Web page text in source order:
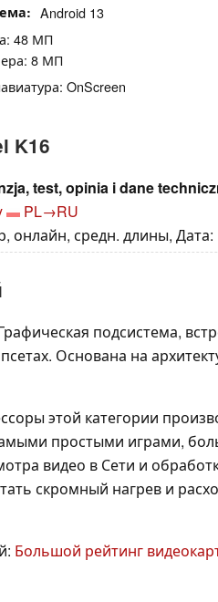
Android 13
48 МП
8 МП
OnScreen
K16
test, opinia i dane
PL→RU
онлайн, средн. длины, Дата:
подсистема,
Основана на
этой категории
простыми играми,
видео в Сети и
скромный нагрев и
Большой рейтинг